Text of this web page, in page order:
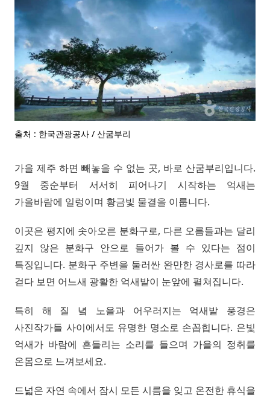
출처 : 한국관광공사 / 산굼부리
가을 제주 하면 빼놓을 수 없는 곳, 바로 산굼부리입니다.
9월 중순부터 서서히 피어나기 시작하는 억새는
가을바람에 일렁이며 황금빛 물결을 이룹니다.
이곳은 평지에 솟아오른 분화구로, 다른 오름들과는 달리
깊지 않은 분화구 안으로 들어가 볼 수 있다는 점이
특징입니다. 분화구 주변을 둘러싼 완만한 경사로를 따라
걷다 보면 어느새 광활한 억새밭이 눈앞에 펼쳐집니다.
특히 해 질 녘 노을과 어우러지는 억새밭 풍경은
사진작가들 사이에서도 유명한 명소로 손꼽힙니다. 은빛
억새가 바람에 흔들리는 소리를 들으며 가을의 정취를
온몸으로 느껴보세요.
드넓은 자연 속에서 잠시 모든 시름을 잊고 온전한 휴식을